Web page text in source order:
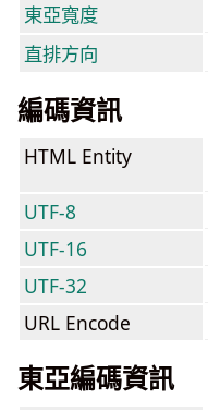
東亞寬度
直排方向
編碼資訊
HTML Entity
UTF-8
UTF-16
UTF-32
URL Encode
東亞編碼資訊